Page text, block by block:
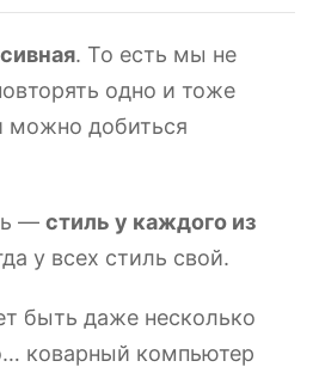
. То есть мы не
одно и тоже
можно добиться
— стиль у каждого из
у всех стиль свой.
быть даже несколько
коварный компьютер